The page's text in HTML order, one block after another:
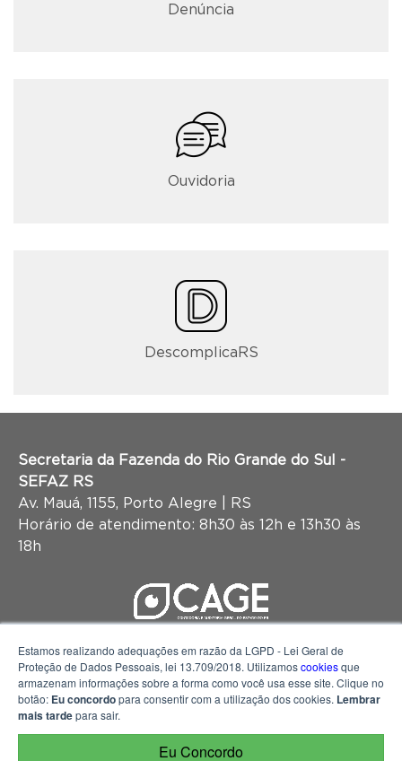
Denúncia
Ouvidoria
DescomplicaRS
Secretaria da Fazenda do Rio Grande do Sul -
SEFAZ RS
Av. Mauá, 1155, Porto Alegre | RS
Horário de atendimento: 8h30 às 12h e 13h30 às
18h
Estamos realizando adequações em razão da LGPD - Lei Geral de
Proteção de Dados Pessoais, lei 13.709/2018. Utilizamoscookiesque
armazenam informações sobre a forma como você usa esse site. Clique no
botão: Eu concordopara consentir com a utilização dos cookies. Lembrar
mais tardepara sair.
Eu Concordo